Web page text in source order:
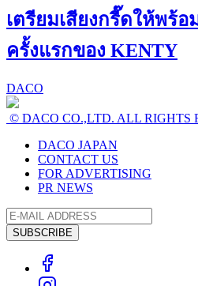
เตรียมเสียงกรี๊ดให้พร้อ
ครั้งแรกของ KENTY
DACO
© DACO CO.,LTD. ALL RIGHTS
DACO JAPAN
CONTACT US
FOR ADVERTISING
PR NEWS